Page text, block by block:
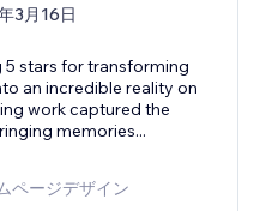
3月16日
5 stars for transforming
an incredible reality on
work captured the
memories...
ページデザイン